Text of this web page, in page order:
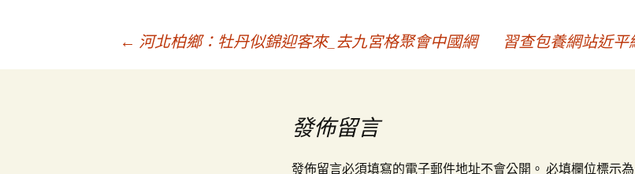
← 河北柏鄉：牡丹似錦迎客來_去九宮格聚會中國網 習查包養網站近
發佈留言
發佈留言必須填寫的電子郵件地址不會公開。 必填欄位標示為